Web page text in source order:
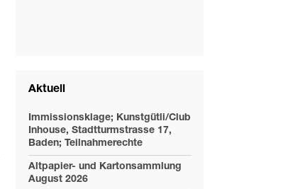
Aktuell
Immissionsklage; Kunstgütli/Club
Inhouse, Stadtturmstrasse 17,
Baden; Teilnahmerechte
Altpapier- und Kartonsammlung
August 2026